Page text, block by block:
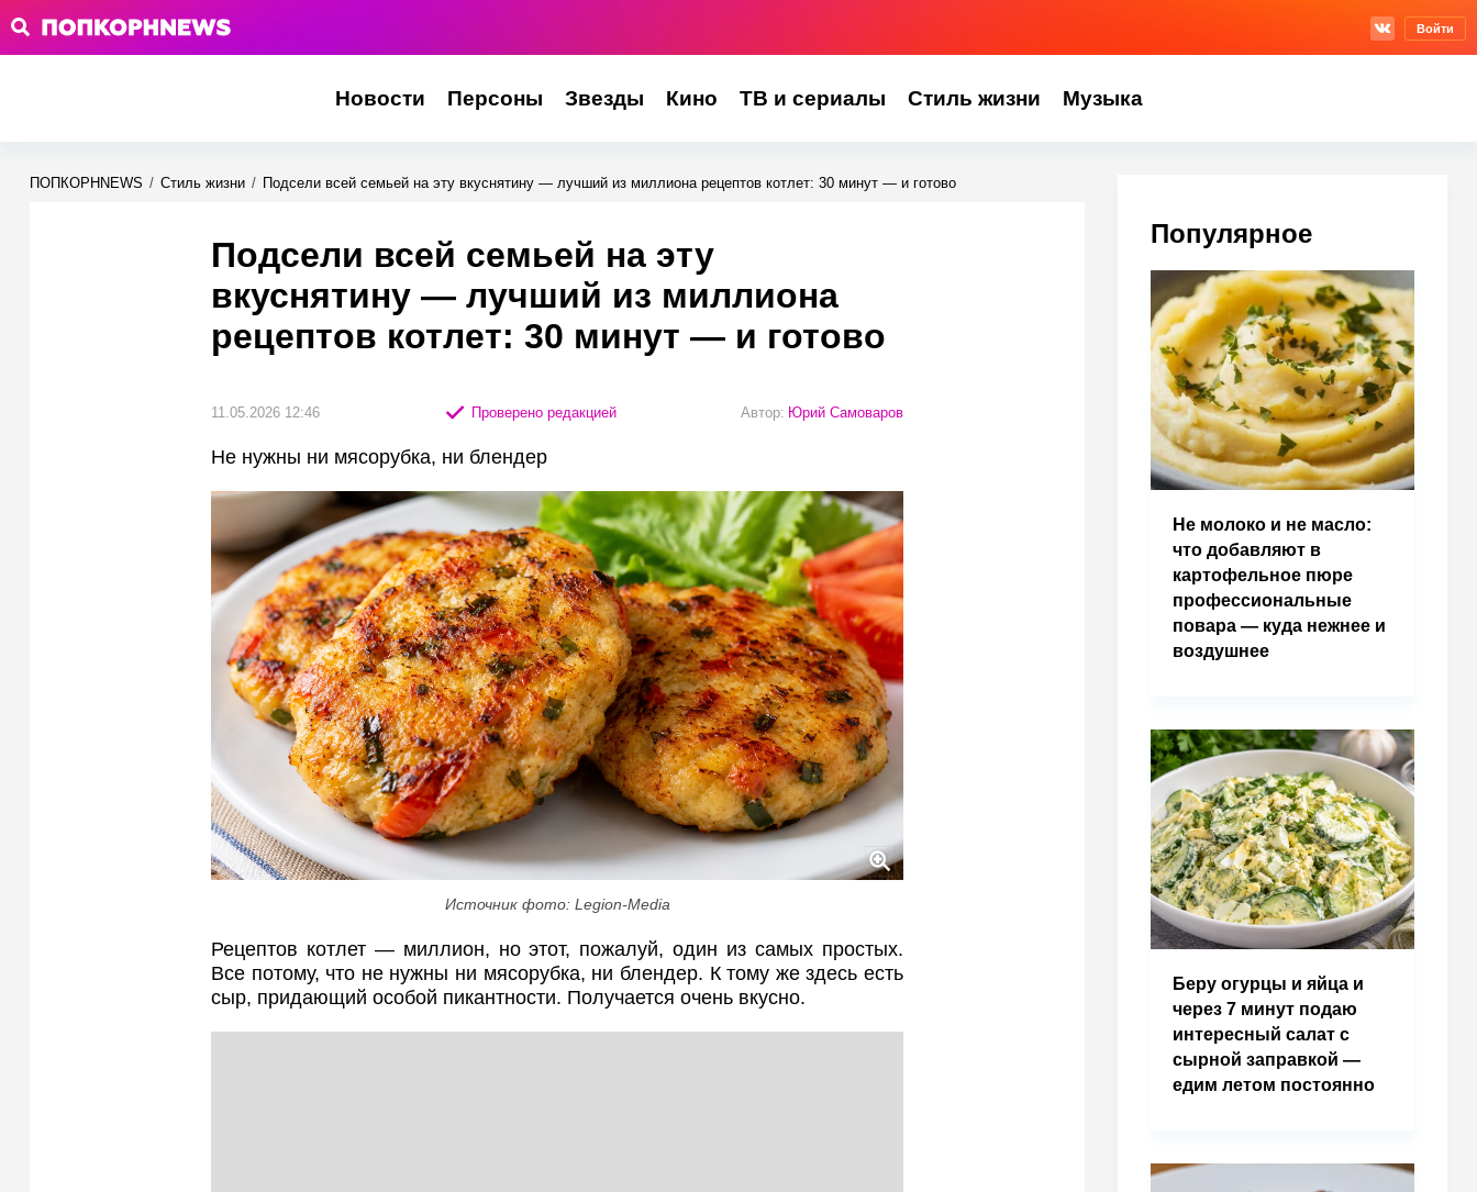
Войти
Новости Персоны Звезды Кино ТВ и сериалы Стиль жизни Музыка
ПОПКОРНNEWS / Стиль жизни / Подсели всей семьей на эту вкуснятину — лучший из миллиона рецептов котлет: 30 минут — и готово
Подсели всей семьей на эту
вкуснятину — лучший из миллиона
рецептов котлет: 30 минут — и готово
11.05.2026 12:46 Проверено редакцией Автор: Юрий Самоваров
Не нужны ни мясорубка, ни блендер
Источник фото: Legion-Media
Рецептов котлет — миллион, но этот, пожалуй, один из самых простых.
Все потому, что не нужны ни мясорубка, ни блендер. К тому же здесь есть
сыр, придающий особой пикантности. Получается очень вкусно.
Популярное
Не молоко и не масло:
что добавляют в
картофельное пюре
профессиональные
повара — куда нежнее и
воздушнее
Беру огурцы и яйца и
через 7 минут подаю
интересный салат с
сырной заправкой —
едим летом постоянно